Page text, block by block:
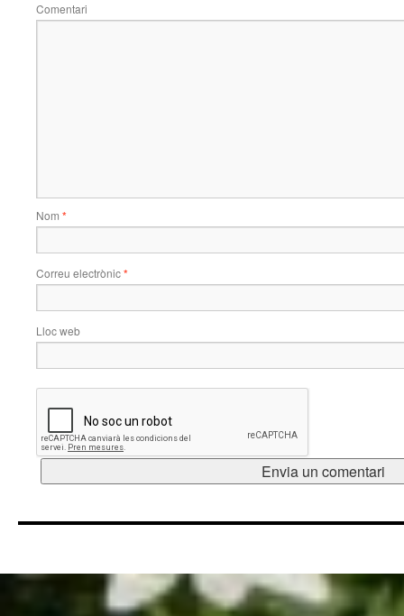
Comentari
Nom *
Correu electrònic*
Lloc web